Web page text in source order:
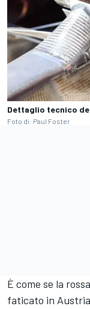
Dettaglio tecnico
Foto di: Paul Foster
È come se la
faticato in